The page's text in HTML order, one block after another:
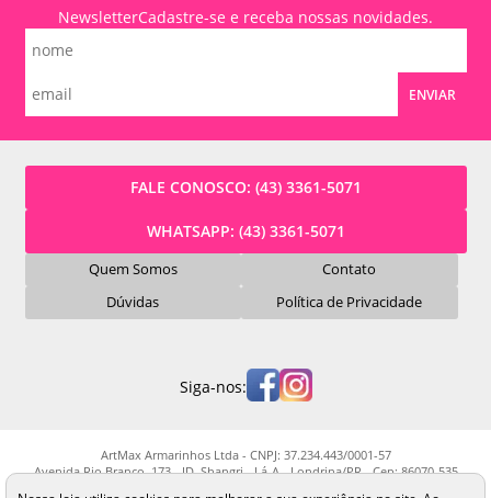
NewsletterCadastre-se e receba nossas novidades.
ENVIAR
FALE CONOSCO: (43) 3361-5071
WHATSAPP: (43) 3361-5071
Quem Somos
Contato
Dúvidas
Política de Privacidade
Siga-nos:
ArtMax Armarinhos Ltda - CNPJ: 37.234.443/0001-57
Avenida Rio Branco, 173 - JD. Shangri - Lá-A - Londrina/PR - Cep: 86070-535